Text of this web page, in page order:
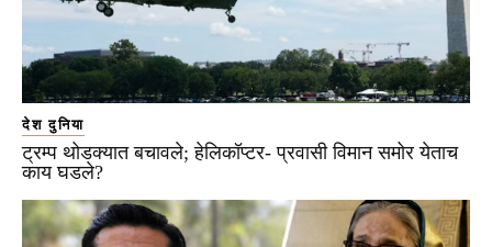
देश दुनिया
ट्रम्प थोडक्यात बचावले; हेलिकॉप्टर- प्रवासी विमान समोर येताच
काय घडले?